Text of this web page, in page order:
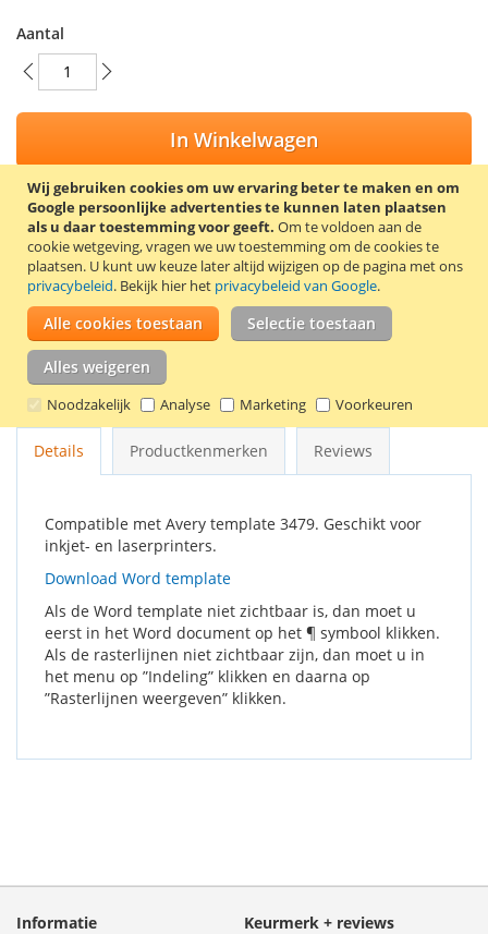
Wij gebruiken cookies om uw ervaring beter te maken en om
Google persoonlijke advertenties te kunnen laten plaatsen
als u daar toestemming voor geeft. Om te voldoen aan de
cookie wetgeving, vragen we uw toestemming om de cookies te
plaatsen. U kunt uw keuze later altijd wijzigen op de pagina met ons
privacybeleid. Bekijk hier het privacybeleid van Google.
Alle cookies toestaan Selectie toestaan
Alles weigeren
Noodzakelijk Analyse Marketing Voorkeuren
Aantal
In Winkelwagen
VOEG TOE AAN VERLANGLIJST
TOEVOEGEN OM TE VERGELIJKEN
Zelfklevende, mat witte etiketten op A4 vellen. Afmetingen: 70
x 32 mm. 27 Etiketten per vel. Verpakt per 100 vel (2700
etiketten). Het papiergewicht van de etiketten is 68 g/m² en
van het achtervel 55 g/m².
Details Productkenmerken Reviews
Compatible met Avery template 3479. Geschikt voor
inkjet- en laserprinters.
Download Word template
Als de Word template niet zichtbaar is, dan moet u
eerst in het Word document op het ¶ symbool klikken.
Als de rasterlijnen niet zichtbaar zijn, dan moet u in
het menu op ”Indeling” klikken en daarna op
”Rasterlijnen weergeven” klikken.
Informatie Keurmerk + reviews